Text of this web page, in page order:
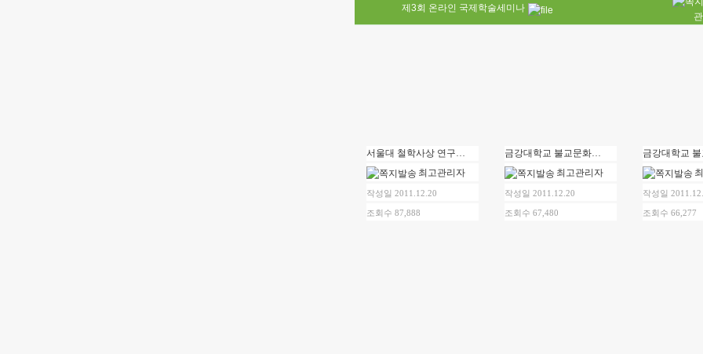
제3회 온라인 국제학술세미나
최고관리자
작성일 2011.12.20
조회수 87,888
최고관리자
작성일 2011.12.20
조회수 67,480
작성일
조회수 66,277